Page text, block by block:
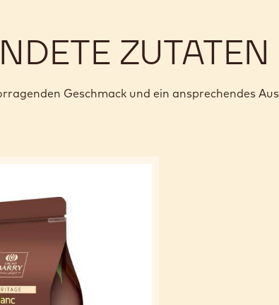
ZUTATEN
Geschmack und ein ansprechendes